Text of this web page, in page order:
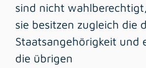
sind nicht
sie besitzen zugleich die
Staatsangehörigkeit und
die übrigen